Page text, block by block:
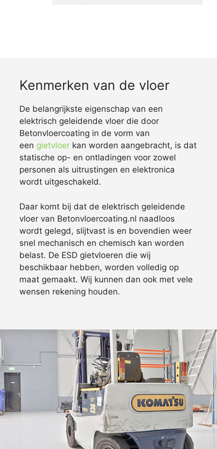
Kenmerken van de vloer
De belangrijkste eigenschap van een
elektrisch geleidende vloer die door
Betonvloercoating in de vorm van
een gietvloer kan worden aangebracht, is dat
statische op- en ontladingen voor zowel
personen als uitrustingen en elektronica
wordt uitgeschakeld.
Daar komt bij dat de elektrisch geleidende
vloer van Betonvloercoating.nl naadloos
wordt gelegd, slijtvast is en bovendien weer
snel mechanisch en chemisch kan worden
belast. De ESD gietvloeren die wij
beschikbaar hebben, worden volledig op
maat gemaakt. Wij kunnen dan ook met vele
wensen rekening houden.